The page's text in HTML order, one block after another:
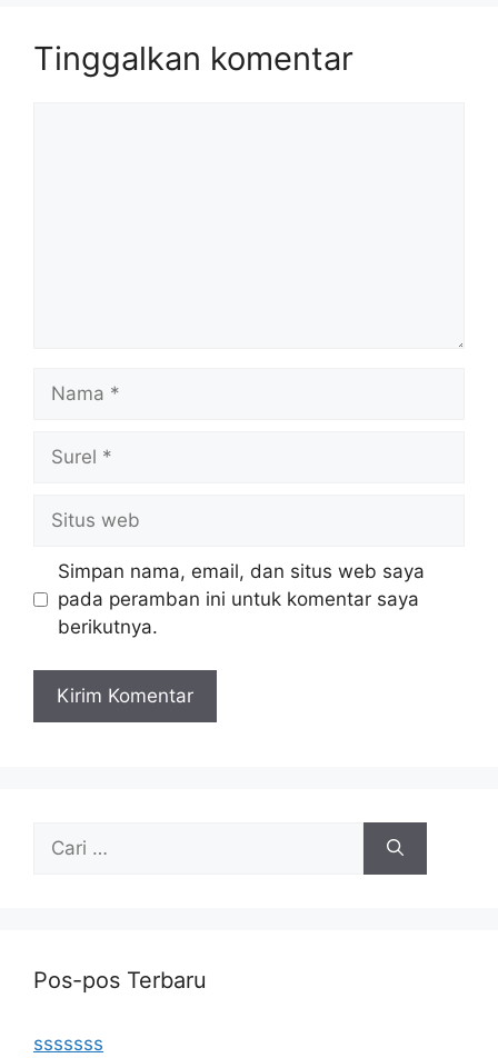
Tinggalkan komentar
Nama
Surel
Situs
web
Simpan nama, email, dan situs web saya
pada peramban ini untuk komentar saya
berikutnya.
untuk:
Pos-pos Terbaru
sssssss